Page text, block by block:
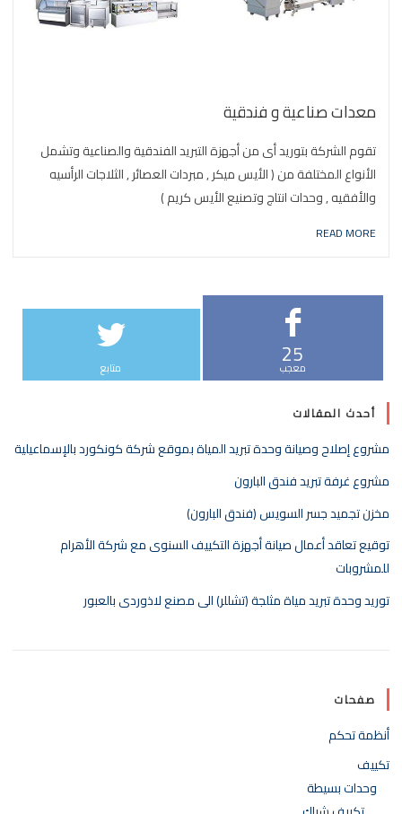
معدات صناعية و فندقية
تقوم الشركة بتوريد أى من أجهزة التبريد الفندقية والصناعية وتشمل
الأنواع المختلفة من ( الأيس ميكر , مبردات العصائر , الثلاجات الرأسيه
والأفقيه , وحدات انتاج وتصنيع الأيس كريم )
READ MORE
25
معجب متابع
أحدث المقالات
مشروع إصلاح وصيانة وحدة تبريد المياة بموقع شركة كونكورد بالإسماعيلية
مشروع غرفة تبريد فندق البارون
مخزن تجميد جسر السويس (فندق البارون)
توقيع تعاقد أعمال صيانة أجهزة التكييف السنوى مع شركة الأهرام
للمشروبات
توريد وحدة تبريد مياة مثلجة (تشللر) الى مصنع لاذوردى بالعبور
صفحات
أنظمة تحكم
تكييف
وحدات بسيطة